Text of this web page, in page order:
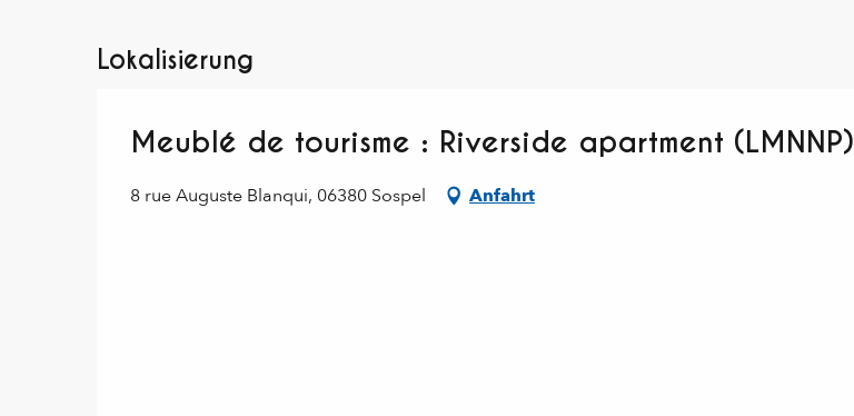
Lokalisierung
Meublé de tourisme : Riverside apartment (LMNNP)
8 rue Auguste Blanqui, 06380 Sospel Anfahrt